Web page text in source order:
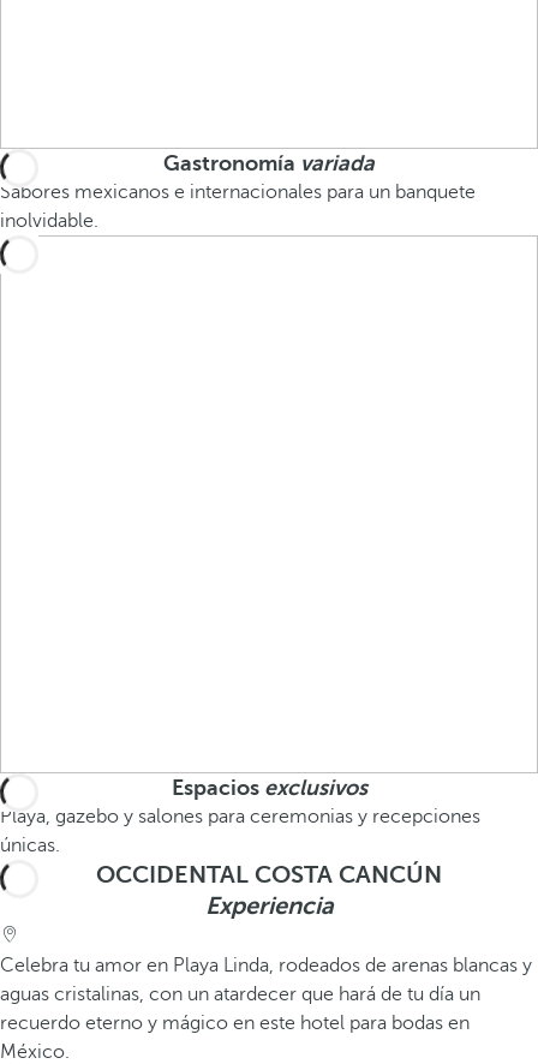
Gastronomía variada
Sabores mexicanos e internacionales para un banquete
inolvidable.
Espacios exclusivos
Playa, gazebo y salones para ceremonias y recepciones
únicas.
OCCIDENTAL COSTA CANCÚN
Experiencia
Celebra tu amor en Playa Linda, rodeados de arenas blancas y
aguas cristalinas, con un atardecer que hará de tu día un
recuerdo eterno y mágico en este hotel para bodas en
México.